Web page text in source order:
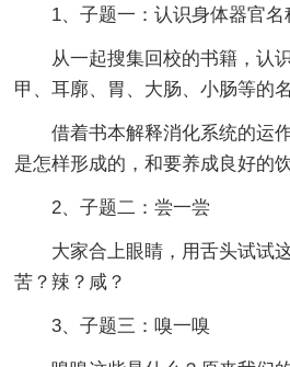
1、子题一：认识身体器官名
从一起搜集回校的书籍，认
甲、耳廓、胃、大肠、小肠等的
借着书本解释消化系统的运
是怎样形成的，和要养成良好的
2、子题二：尝一尝
大家合上眼睛，用舌头试试
苦？辣？咸？
3、子题三：嗅一嗅